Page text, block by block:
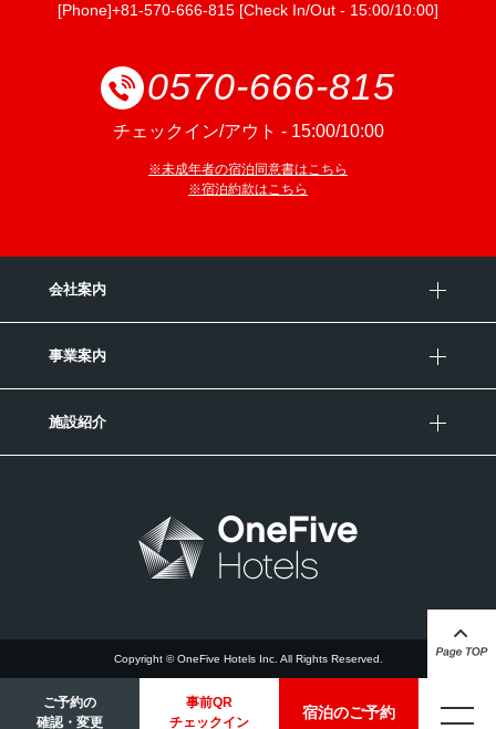
ご予約の
確認・変更
事前QR
チェックイン
宿泊のご予約
[Phone]+81-570-666-815 [Check In/Out - 15:00/10:00]
0570-666-815
チェックイン/アウト - 15:00/10:00
※未成年者の宿泊同意書はこちら
※宿泊約款はこちら
会社案内
事業案内
施設紹介
Copyright © OneFive Hotels Inc. All Rights Reserved.